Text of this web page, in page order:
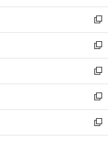
開
く
ウ
で
開
く
ン
ド
ウ
で
開
く
ウ
ィ
ン
ド
ウ
で
開
く
新
し
い
ウ
ィ
ン
ド
ウ
で
開
新
し
い
ウ
ィ
ン
ド
ウ
新
し
い
ウ
ィ
ン
新
し
い
ウ
新
し